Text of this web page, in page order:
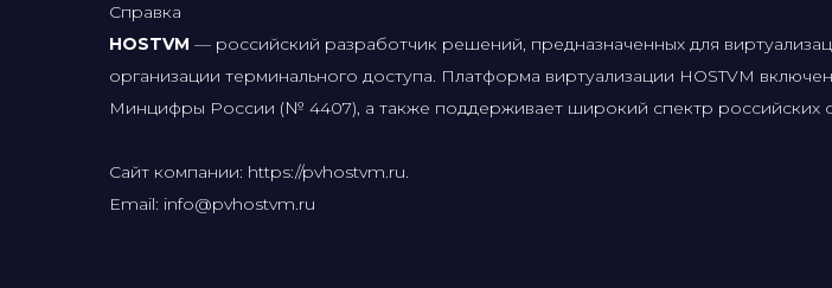
Справка
HOSTVM — российский разработчик решений, предназначенных для
организации терминального доступа. Платформа виртуализации HOSTVM
Минцифры России (№ 4407), а также поддерживает широкий спектр российских
Сайт компании: https://pvhostvm.ru.
Email: info@pvhostvm.ru